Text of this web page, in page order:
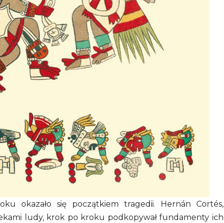
okazało się początkiem tragedii. Hernán Cortés,
ludy, krok po kroku podkopywał fundamenty ich